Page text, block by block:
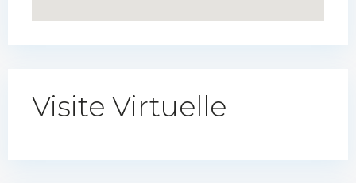
Visite Virtuelle